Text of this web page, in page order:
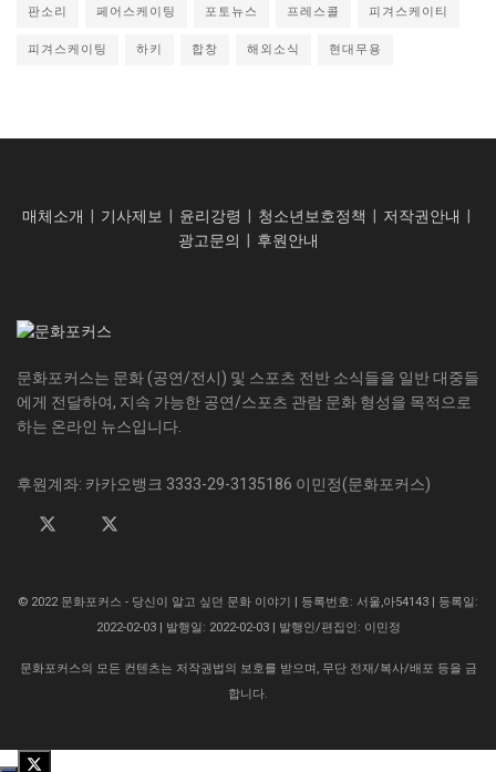
판소리
페어스케이팅 포토뉴스 프레스콜
피겨스케이티
피겨스케이팅
하키 합창 해외소식 현대무용
매체소개 | 기사제보 | 윤리강령 | 청소년보호정책 | 저작권안내 |
광고문의 | 후원안내
문화포커스는 문화 (공연/전시) 및 스포츠 전반 소식들을 일반 대중들
에게 전달하여, 지속 가능한 공연/스포츠 관람 문화 형성을 목적으로
하는 온라인 뉴스입니다.
후원계좌: 카카오뱅크 3333-29-3135186 이민정(문화포커스)
© 2022 문화포커스 - 당신이 알고 싶던 문화 이야기 | 등록번호: 서울,아54143 | 등록일:
2022-02-03 | 발행일: 2022-02-03 | 발행인/편집인: 이민정
문화포커스의 모든 컨텐츠는 저작권법의 보호를 받으며, 무단 전재/복사/배포 등을 금
합니다.